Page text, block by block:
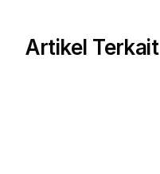
Artikel Terkait